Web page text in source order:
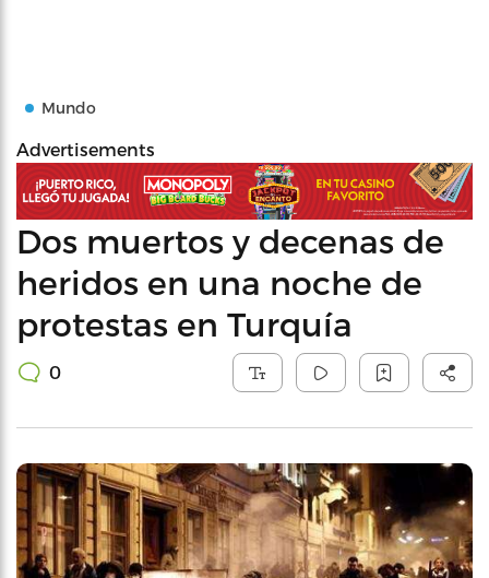
Mundo
Advertisements
Dos muertos y decenas de
heridos en una noche de
protestas en Turquía
0